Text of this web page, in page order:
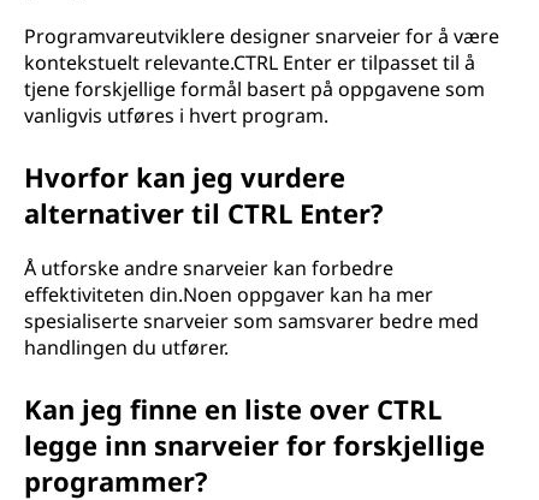
Programvareutviklere designer snarveier for å være
kontekstuelt relevante.CTRL Enter er tilpasset til å
tjene forskjellige formål basert på oppgavene som
vanligvis utføres i hvert program.
Hvorfor kan jeg vurdere
alternativer til CTRL Enter?
Å utforske andre snarveier kan forbedre
effektiviteten din.Noen oppgaver kan ha mer
spesialiserte snarveier som samsvarer bedre med
handlingen du utfører.
Kan jeg finne en liste over CTRL
legge inn snarveier for forskjellige
programmer?